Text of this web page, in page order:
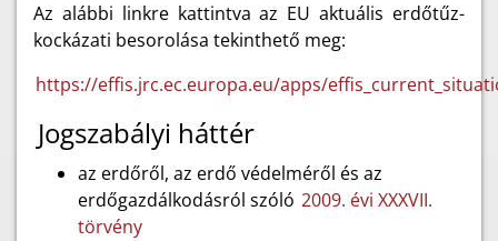
Az alábbi linkre kattintva az EU aktuális erdőtűz-
kockázati besorolása tekinthető meg:
https://effis.jrc.ec.europa.eu/apps/
Jogszabályi háttér
az erdőről, az erdő védelméről és az
erdőgazdálkodásról szóló 2009. évi XXXVII.
törvény